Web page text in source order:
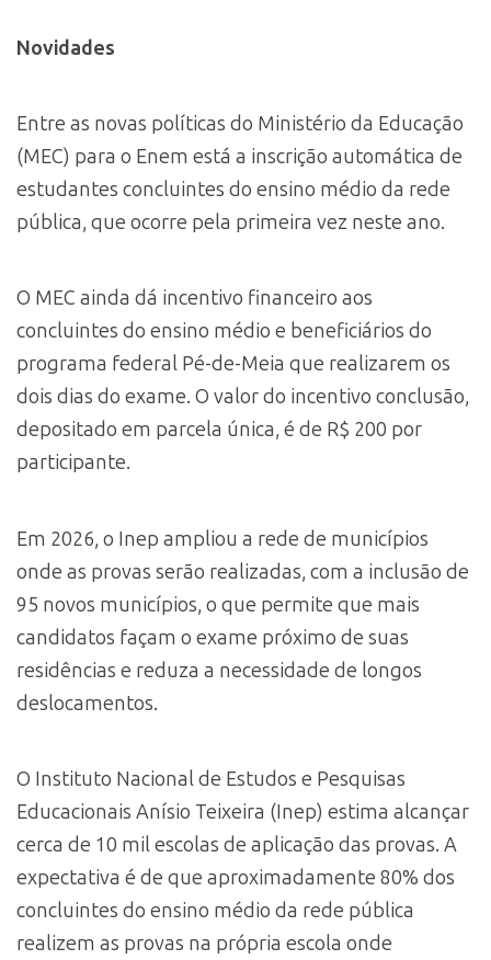
Novidades
Entre as novas políticas do Ministério da Educação
(MEC) para o Enem está a inscrição automática de
estudantes concluintes do ensino médio da rede
pública, que ocorre pela primeira vez neste ano.
O MEC ainda dá incentivo financeiro aos
concluintes do ensino médio e beneficiários do
programa federal Pé-de-Meia que realizarem os
dois dias do exame. O valor do incentivo conclusão,
depositado em parcela única, é de R$ 200 por
participante.
Em 2026, o Inep ampliou a rede de municípios
onde as provas serão realizadas, com a inclusão de
95 novos municípios, o que permite que mais
candidatos façam o exame próximo de suas
residências e reduza a necessidade de longos
deslocamentos.
O Instituto Nacional de Estudos e Pesquisas
Educacionais Anísio Teixeira (Inep) estima alcançar
cerca de 10 mil escolas de aplicação das provas. A
expectativa é de que aproximadamente 80% dos
concluintes do ensino médio da rede pública
realizem as provas na própria escola onde